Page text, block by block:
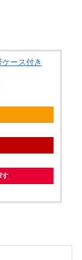
ース付き
す